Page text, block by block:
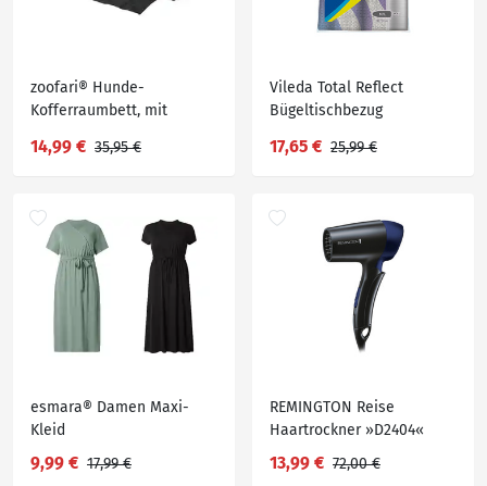
zoofari® Hunde-
Kofferraumbett, mit
14,99 € 35,95 €
Vileda Total Reflect
Bügeltischbezug
17,65 € 25,99 €
esmara® Damen Maxi-
Kleid
9,99 € 17,99 €
REMINGTON Reise
Haartrockner »D2404«
13,99 € 72,00 €